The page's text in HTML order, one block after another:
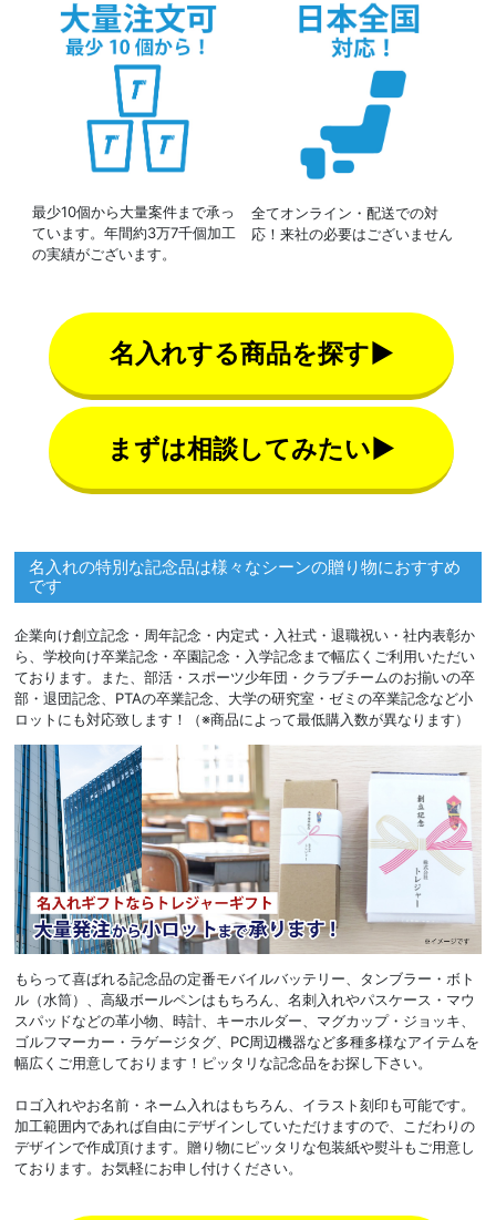
最少10個から大量案件まで承っ
ています。年間約3万7千個加工
の実績がございます。
全てオンライン・配送での対
応！来社の必要はございません
名入れする商品を探す▶
まずは相談してみたい▶
名入れの特別な記念品は様々なシーンの贈り物におすすめ
です
企業向け創立記念・周年記念・内定式・入社式・退職祝い・社内表彰か
ら、学校向け卒業記念・卒園記念・入学記念まで幅広くご利用いただい
ております。また、部活・スポーツ少年団・クラブチームのお揃いの卒
部・退団記念、PTAの卒業記念、大学の研究室・ゼミの卒業記念など小
ロットにも対応致します！（※商品によって最低購入数が異なります）
もらって喜ばれる記念品の定番モバイルバッテリー、タンブラー・ボト
ル（水筒）、高級ボールペンはもちろん、名刺入れやパスケース・マウ
スパッドなどの革小物、時計、キーホルダー、マグカップ・ジョッキ、
ゴルフマーカー・ラゲージタグ、PC周辺機器など多種多様なアイテムを
幅広くご用意しております！ピッタリな記念品をお探し下さい。
ロゴ入れやお名前・ネーム入れはもちろん、イラスト刻印も可能です。
加工範囲内であれば自由にデザインしていただけますので、こだわりの
デザインで作成頂けます。贈り物にピッタリな包装紙や熨斗もご用意し
ております。お気軽にお申し付けください。